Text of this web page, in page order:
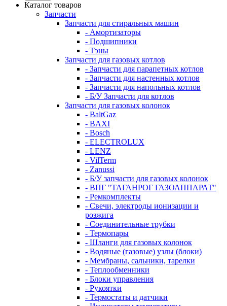
Каталог товаров
Запчасти
Запчасти для стиральных машин
- Амортизаторы
- Подшипники
- Тэны
Запчасти для газовых котлов
- Запчасти для парапетных котлов
- Запчасти для настенных котлов
- Запчасти для напольных котлов
- Б/У Запчасти для котлов
Запчасти для газовых колонок
- BaltGaz
- BAXI
- Bosch
- ELECTROLUX
- LENZ
- VilTerm
- Zanussi
- Б/У запчасти для газовых колонок
- ВПГ "ТАГАНРОГ ГАЗОАППАРАТ"
- Ремкомплекты
- Свечи, электроды ионизации и
розжига
- Соединительные трубки
- Термопары
- Шланги для газовых колонок
- Водяные (газовые) узлы (блоки)
- Мембраны, сальники, тарелки
- Теплообменники
- Блоки управления
- Рукоятки
- Термостаты и датчики